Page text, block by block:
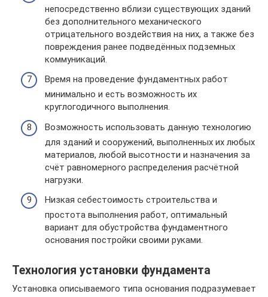
непосредственно вблизи существующих зданий
без дополнительного механического
отрицательного воздействия на них, а также без
повреждения ранее подведённых подземных
коммуникаций.
Время на проведение фундаментных работ
минимально и есть возможность их
круглогодичного выполнения.
Возможность использовать данную технологию
для зданий и сооружений, выполненных их любых
материалов, любой высотности и назначения за
счёт равномерного распределения расчётной
нагрузки.
Низкая себестоимость строительства и
простота выполнения работ, оптимальный
вариант для обустройства фундаментного
основания постройки своими руками.
Технология установки фундамента
Установка описываемого типа основания подразумевает